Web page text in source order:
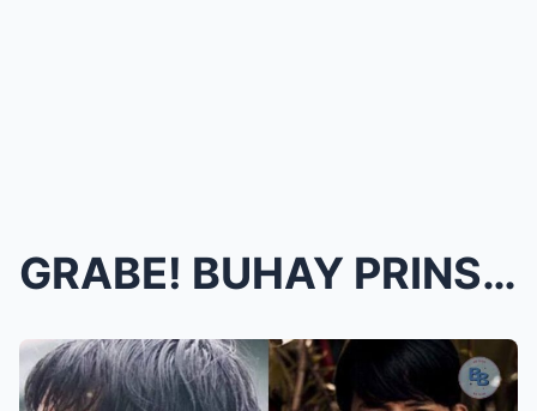
GRABE! BUHAY PRINSIPE NA TALAGA! HETO NA SI “...